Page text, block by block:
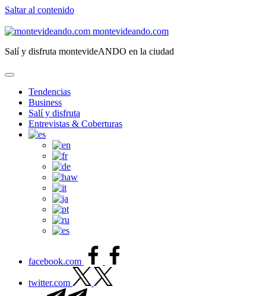
Saltar al contenido
montevideando.com
Salí y disfruta montevideANDO en la ciudad
Tendencias
Business
Salí y disfruta
Entrevistas & Coberturas
facebook.com
twitter.com